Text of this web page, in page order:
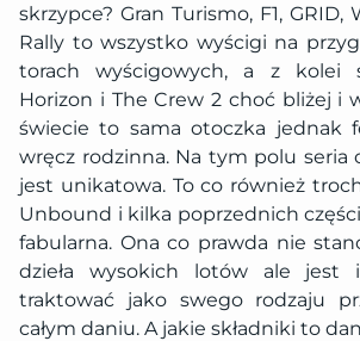
skrzypce? Gran Turismo, F1, GRID,
Rally to wszystko wyścigi na
torach wyścigowych, a z kolei
Horizon i The Crew 2 choć bliżej i
świecie to sama otoczka jednak
wręcz rodzinna. Na tym polu seria
jest unikatowa. To co również
Unbound i kilka poprzednich
fabularna. Ona co prawda nie
dzieła wysokich lotów ale jest
traktować jako swego rodzaju
całym daniu. A jakie składniki to